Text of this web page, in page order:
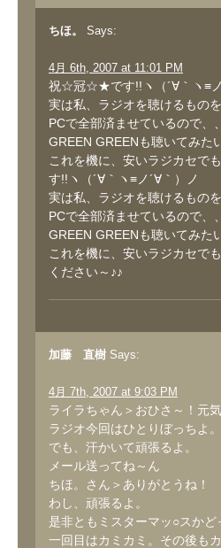
ちほ。 Says:
4月 6th, 2007 at 11:01 PM
祝☆冠☆★です!!ヽ（´∀｀ヽ≡ノ
実は私、ラジオを聴けるもの
PCで全部済ませているので、
GREEN GREENも聴いてみた
これを機に、安いラジカセ
す!!ヽ（´∀｀ヽ≡ノ´∀｀）ノ
実は私、ラジオを聴けるもの
PCで全部済ませているので、
GREEN GREENも聴いてみた
これを機に、安いラジカセで
ください～♪♪
加藤 直樹 Says:
4月 7th, 2007 at 9:03 PM
ライラちゃん＞おひさ～！元
ラジオ今回はひとりぼっちよ。
でも、汗かいて頑張るよ。
メール送ってね～ん
ちほ。さん＞ありがとうね！
わし、頑張るよ。
是非ともミスターマッ○スか
一回目はカミカミ。その後も